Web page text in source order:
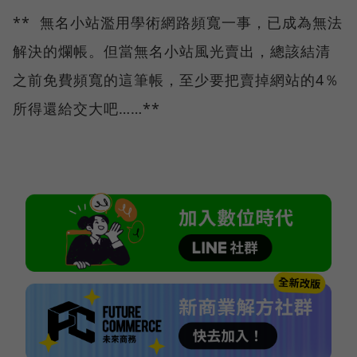
** 無名小站濫用學術網路頻寬一事，已成為無法
解決的爛帳。但當無名小站風光賣出，總該結清
之前免費頻寬的這筆帳，至少要把賣掉網站的4％
所得還給交大吧……**